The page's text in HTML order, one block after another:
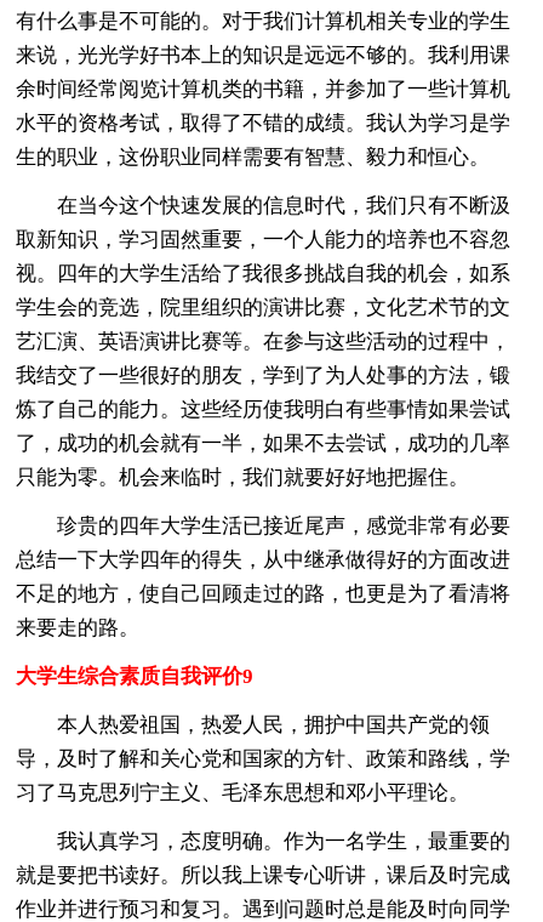
有什么事是不可能的。对于我们计算机相关专业的学生
来说，光光学好书本上的知识是远远不够的。我利用课
余时间经常阅览计算机类的书籍，并参加了一些计算机
水平的资格考试，取得了不错的成绩。我认为学习是学
生的职业，这份职业同样需要有智慧、毅力和恒心。
在当今这个快速发展的信息时代，我们只有不断汲
取新知识，学习固然重要，一个人能力的培养也不容忽
视。四年的大学生活给了我很多挑战自我的机会，如系
学生会的竞选，院里组织的演讲比赛，文化艺术节的文
艺汇演、英语演讲比赛等。在参与这些活动的过程中，
我结交了一些很好的朋友，学到了为人处事的方法，锻
炼了自己的能力。这些经历使我明白有些事情如果尝试
了，成功的机会就有一半，如果不去尝试，成功的几率
只能为零。机会来临时，我们就要好好地把握住。
珍贵的四年大学生活已接近尾声，感觉非常有必要
总结一下大学四年的得失，从中继承做得好的方面改进
不足的地方，使自己回顾走过的路，也更是为了看清将
来要走的路。
大学生综合素质自我评价9
本人热爱祖国，热爱人民，拥护中国共产党的领
导，及时了解和关心党和国家的方针、政策和路线，学
习了马克思列宁主义、毛泽东思想和邓小平理论。
我认真学习，态度明确。作为一名学生，最重要的
就是要把书读好。所以我上课专心听讲，课后及时完成
作业并进行预习和复习。遇到问题时总是能及时向同学